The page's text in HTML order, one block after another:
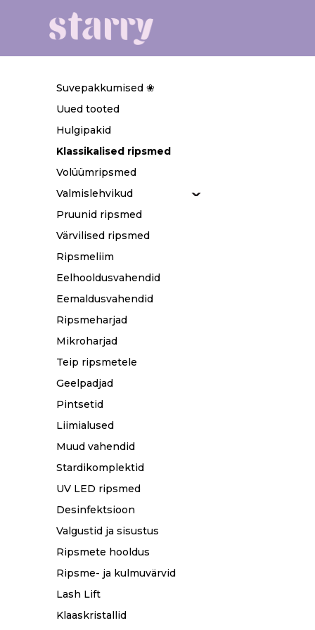
Suvepakkumised ❀
Uued tooted
Hulgipakid
Klassikalised ripsmed
Volüümripsmed
Valmislehvikud
Pruunid ripsmed
Värvilised ripsmed
Ripsmeliim
Eelhooldusvahendid
Eemaldusvahendid
Ripsmeharjad
Mikroharjad
Teip ripsmetele
Geelpadjad
Pintsetid
Liimialused
Muud vahendid
Stardikomplektid
UV LED ripsmed
Desinfektsioon
Valgustid ja sisustus
Ripsmete hooldus
Ripsme- ja kulmuvärvid
Lash Lift
Klaaskristallid